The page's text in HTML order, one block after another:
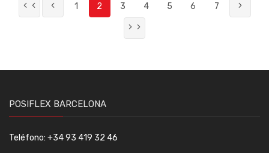
1 2 3 4 5 6 7
POSIFLEX BARCELONA
Teléfono: +34 93 419 32 46